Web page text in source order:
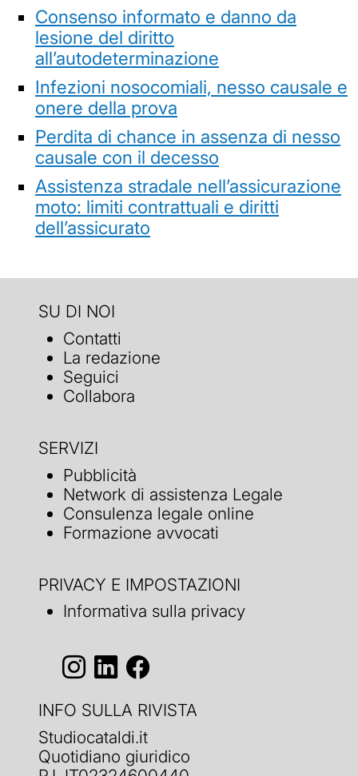
Consenso informato e danno da
lesione del diritto
all’autodeterminazione
Infezioni nosocomiali, nesso causale e
onere della prova
Perdita di chance in assenza di nesso
causale con il decesso
Assistenza stradale nell’assicurazione
moto: limiti contrattuali e diritti
dell’assicurato
SU DI NOI
Contatti
La redazione
Seguici
Collabora
SERVIZI
Pubblicità
Network di assistenza Legale
Consulenza legale online
Formazione avvocati
PRIVACY E IMPOSTAZIONI
Informativa sulla privacy
INFO SULLA RIVISTA
Studiocataldi.it
Quotidiano giuridico